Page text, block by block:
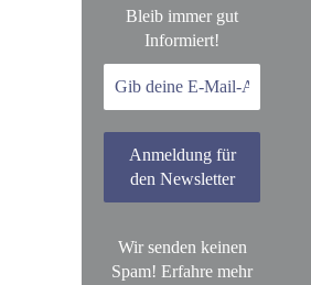
Bleib immer gut
Informiert!
Wir senden keinen
Spam! Erfahre mehr